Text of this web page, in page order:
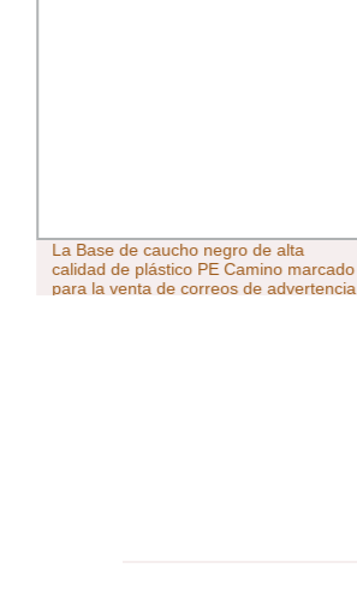
La Base de caucho negro de alta
calidad de plástico PE Camino marcado
para la venta de correos de advertencia